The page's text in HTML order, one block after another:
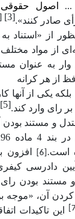
...
اصول حقوقی
صادر کنند».[3]
از «استناد
از مواد
به عنوان
از هر کرانه
بلکه یکی از آنها
رای وارد کند.[5]
است. [6]
افزون
بودن رای
آن، «موجه
[7]
این تاکیدات